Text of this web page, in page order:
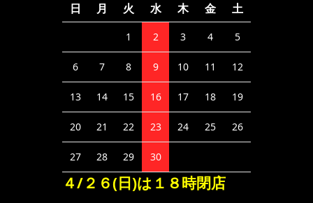
日
月 火 水 木 金 土
1 2 3 4 5
6 7 8 9 10 11 12
13 14 15 16 17 18 19
20 21 22 23 24 25 26
27 28 29 30
４/２６(日)は１８時閉店